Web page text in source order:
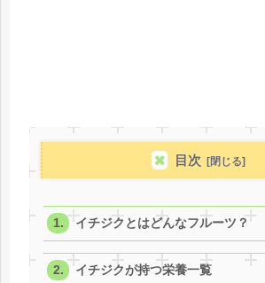
目次
イチジクとはどんなフルーツ？
イチジクが持つ栄養一覧